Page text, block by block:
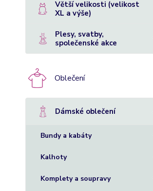
Větší velikosti (velikost
XL a výše)
Plesy, svatby,
společenské akce
Oblečení
Dámské oblečení
Bundy a kabáty
Kalhoty
Komplety a soupravy